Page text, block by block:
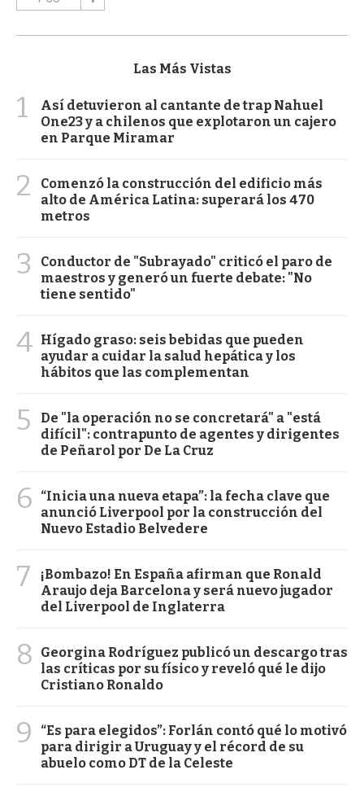
Las Más Vistas
1
Así detuvieron al cantante de trap Nahuel
One23 y a chilenos que explotaron un cajero
en Parque Miramar
2
Comenzó la construcción del edificio más
alto de América Latina: superará los 470
metros
3
Conductor de "Subrayado" criticó el paro de
maestros y generó un fuerte debate: "No
tiene sentido"
4 Hígado graso: seis bebidas que pueden
ayudar a cuidar la salud hepática y los
hábitos que las complementan
5
De "la operación no se concretará" a "está
difícil": contrapunto de agentes y dirigentes
de Peñarol por De La Cruz
6
“Inicia una nueva etapa”: la fecha clave que
anunció Liverpool por la construcción del
Nuevo Estadio Belvedere
7
¡Bombazo! En España afirman que Ronald
Araujo deja Barcelona y será nuevo jugador
del Liverpool de Inglaterra
8
Georgina Rodríguez publicó un descargo tras
las críticas por su físico y reveló qué le dijo
Cristiano Ronaldo
9
“Es para elegidos”: Forlán contó qué lo motivó
para dirigir a Uruguay y el récord de su
abuelo como DT de la Celeste